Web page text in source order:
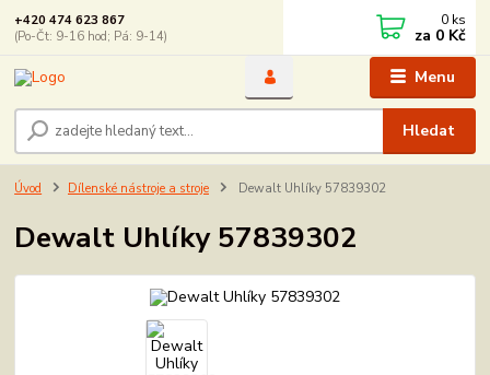
Menu
Hledat
+420 474 623 867
(Po-Čt: 9-16 hod; Pá: 9-14)
0 ks
za 0 Kč
Úvod Dílenské nástroje a stroje Dewalt Uhlíky 57839302
Dewalt Uhlíky 57839302